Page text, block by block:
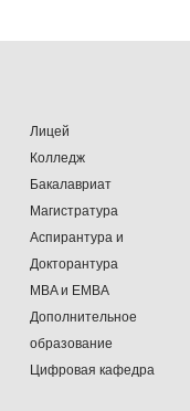
Лицей
Колледж
Бакалавриат
Магистратура
Аспирантура и
Докторантура
MBA и EMBA
Дополнительное
образование
Цифровая кафедра